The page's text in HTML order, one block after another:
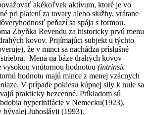
akékoľvek aktívum, ktoré je vo
pri platení za tovary alebo služby, vrátane
peňazí sa spája s formou.
Zbyňka Revendu za historicky prvú menu
kovov. Prijímajúci subjekt u týchto
že v minci sa nachádza príslušné
Mena na báze drahých kovov
vysokou vnútornou hodnotou (intrinsic
hodnotu majú mince z menej vzácnych
V prípade poklesu kúpnej sily k nule sa
prakticky bezcenné. Príkladom sú
hyperinflácie v Nemecku(1923),
Juhoslávii (1993).